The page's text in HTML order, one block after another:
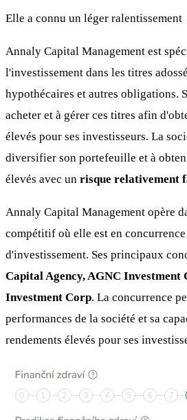
Elle a connu un léger ralentissement
Annaly Capital Management est
l'investissement dans les titres
hypothécaires et autres obligations.
acheter et à gérer ces titres afin
élevés pour ses investisseurs. La
diversifier son portefeuille et à
élevés avec un risque relativement
Annaly Capital Management opère
compétitif où elle est en
d'investissement. Ses principaux
Capital Agency, AGNC Investment
Investment Corp. La concurrence
performances de la société et sa
rendements élevés pour ses